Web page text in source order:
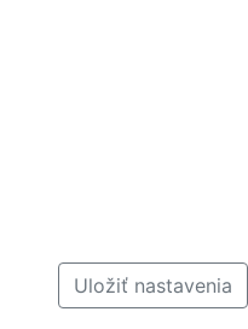
Uložiť nastavenia